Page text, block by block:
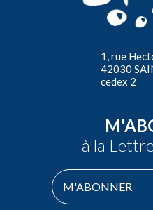
1, rue
42030
cedex 2
à la
M'ABONNER